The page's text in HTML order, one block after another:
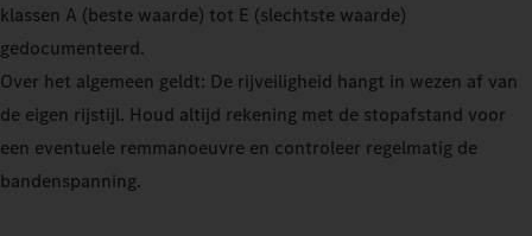
klassen A (beste waarde) tot E (slechtste waarde)
gedocumenteerd.
Over het algemeen geldt: De rijveiligheid hangt in wezen af van
de eigen rijstijl. Houd altijd rekening met de stopafstand voor
een eventuele remmanoeuvre en controleer regelmatig de
bandenspanning.